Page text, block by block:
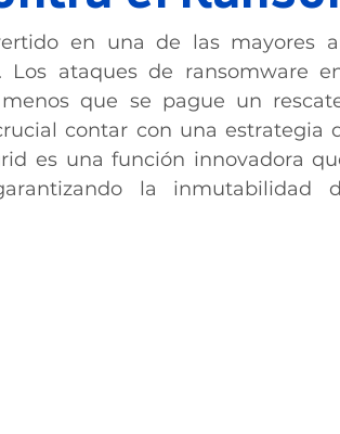
en una de las mayores
ataques de ransomware
que se pague un
contar con una estrategia
es una función innovadora
la inmutabilidad